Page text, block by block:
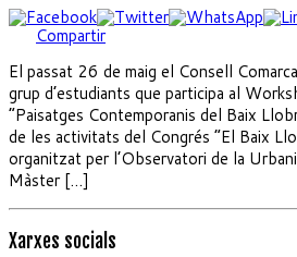
Compartir
El passat 26 de maig el Consell
grup d’estudiants que participa al
“Paisatges Contemporanis del Baix
de les activitats del Congrés “El Baix
organitzat per l’Observatori de la
Màster […]
Xarxes socials